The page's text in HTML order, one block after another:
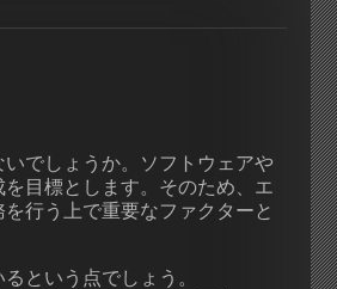
でしょうか。ソフトウェアや
目標とします。そのため、エ
行う上で重要なファクターと
という点でしょう。